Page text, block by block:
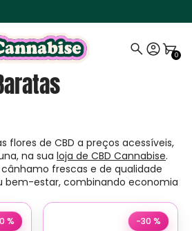
0
flores de CBD a preços acessíveis,
na sua loja de CBD Cannabise.
frescas e de qualidade
bem-estar, combinando economia
% -30 %